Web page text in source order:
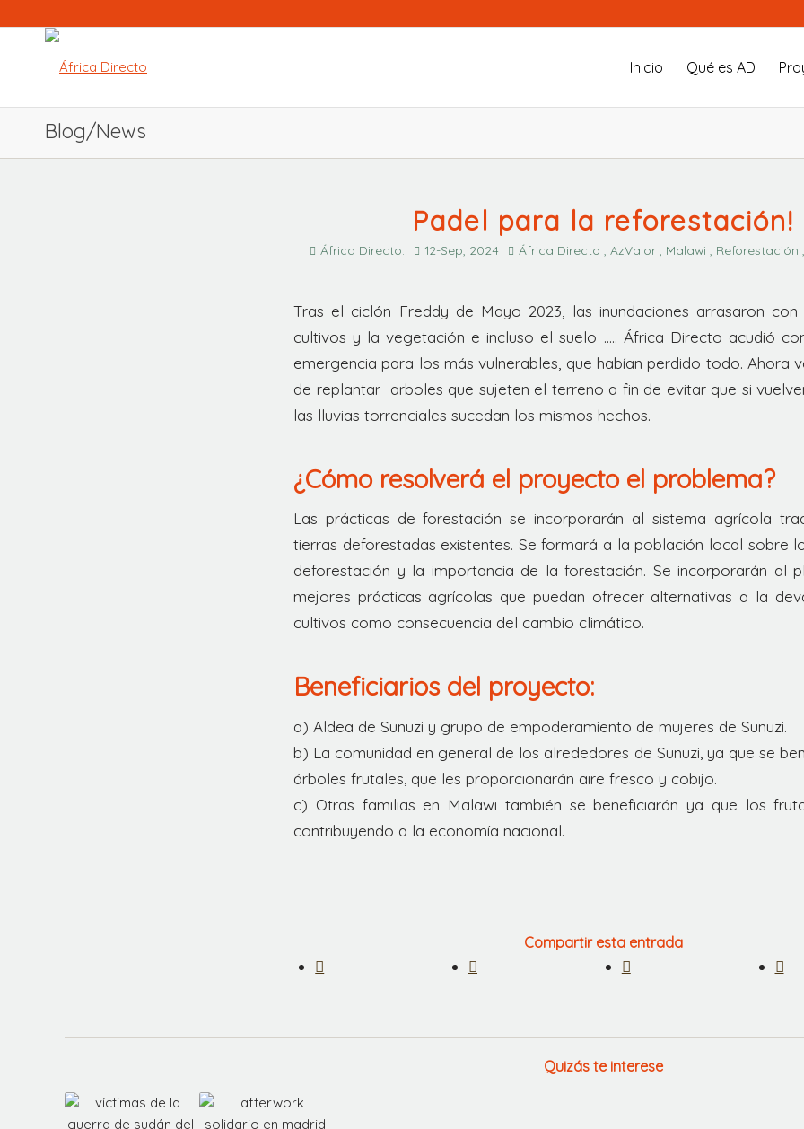
Inicio Qué es AD
Blog/News
Padel para la reforestación!
África Directo. 12-Sep, 2024 África Directo , AzValor , Malawi , Reforestación
Tras el ciclón Freddy de Mayo 2023, las inundaciones arrasaron con
cultivos y la vegetación e incluso el suelo ….. África Directo acudió
emergencia para los más vulnerables, que habían perdido todo. Ahora
de replantar arboles que sujeten el terreno a fin de evitar que si
las lluvias torrenciales sucedan los mismos hechos.
¿Cómo resolverá el proyecto el problema?
Las prácticas de forestación se incorporarán al sistema agrícola
tierras deforestadas existentes. Se formará a la población local sobre
deforestación y la importancia de la forestación. Se incorporarán al
mejores prácticas agrícolas que puedan ofrecer alternativas a la
cultivos como consecuencia del cambio climático.
Beneficiarios del proyecto:
a) Aldea de Sunuzi y grupo de empoderamiento de mujeres de Sunuzi.
b) La comunidad en general de los alrededores de Sunuzi, ya que se
árboles frutales, que les proporcionarán aire fresco y cobijo.
c) Otras familias en Malawi también se beneficiarán ya que los
contribuyendo a la economía nacional.
Compartir esta entrada
Quizás te interese